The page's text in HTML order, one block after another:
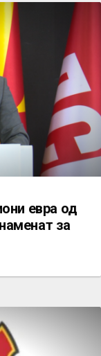
евра од
за